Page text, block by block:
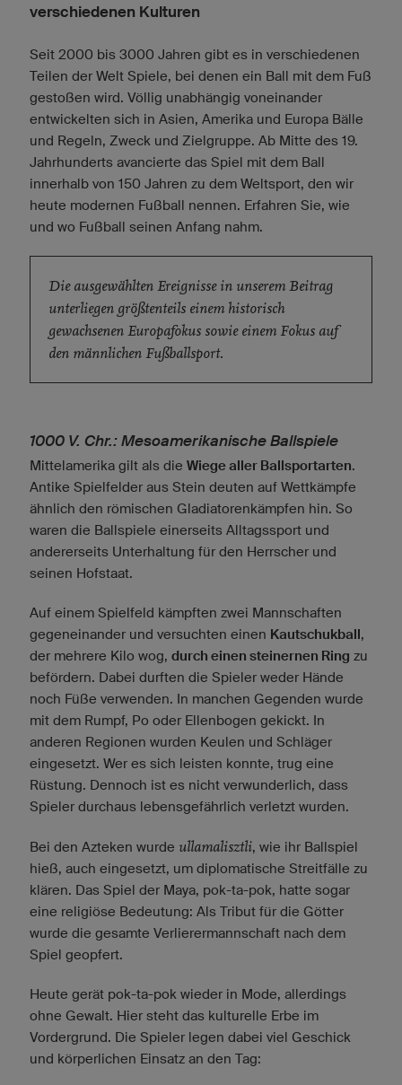
verschiedenen Kulturen
Seit 2000 bis 3000 Jahren gibt es in verschiedenen
Teilen der Welt Spiele, bei denen ein Ball mit dem Fuß
gestoßen wird. Völlig unabhängig voneinander
entwickelten sich in Asien, Amerika und Europa Bälle
und Regeln, Zweck und Zielgruppe. Ab Mitte des 19.
Jahrhunderts avancierte das Spiel mit dem Ball
innerhalb von 150 Jahren zu dem Weltsport, den wir
heute modernen Fußball nennen. Erfahren Sie, wie
und wo Fußball seinen Anfang nahm.
Die ausgewählten Ereignisse in unserem Beitrag
unterliegen größtenteils einem historisch
gewachsenen Europafokus sowie einem Fokus auf
den männlichen Fußballsport.
1000 V. Chr.: Mesoamerikanische Ballspiele
Mittelamerika gilt als die Wiege aller Ballsportarten.
Antike Spielfelder aus Stein deuten auf Wettkämpfe
ähnlich den römischen Gladiatorenkämpfen hin. So
waren die Ballspiele einerseits Alltagssport und
andererseits Unterhaltung für den Herrscher und
seinen Hofstaat.
Auf einem Spielfeld kämpften zwei Mannschaften
gegeneinander und versuchten einen Kautschukball,
der mehrere Kilo wog, durch einen steinernen Ring zu
befördern. Dabei durften die Spieler weder Hände
noch Füße verwenden. In manchen Gegenden wurde
mit dem Rumpf, Po oder Ellenbogen gekickt. In
anderen Regionen wurden Keulen und Schläger
eingesetzt. Wer es sich leisten konnte, trug eine
Rüstung. Dennoch ist es nicht verwunderlich, dass
Spieler durchaus lebensgefährlich verletzt wurden.
Bei den Azteken wurde ullamalisztli, wie ihr Ballspiel
hieß, auch eingesetzt, um diplomatische Streitfälle zu
klären. Das Spiel der Maya, pok-ta-pok, hatte sogar
eine religiöse Bedeutung: Als Tribut für die Götter
wurde die gesamte Verlierermannschaft nach dem
Spiel geopfert.
Heute gerät pok-ta-pok wieder in Mode, allerdings
ohne Gewalt. Hier steht das kulturelle Erbe im
Vordergrund. Die Spieler legen dabei viel Geschick
und körperlichen Einsatz an den Tag: